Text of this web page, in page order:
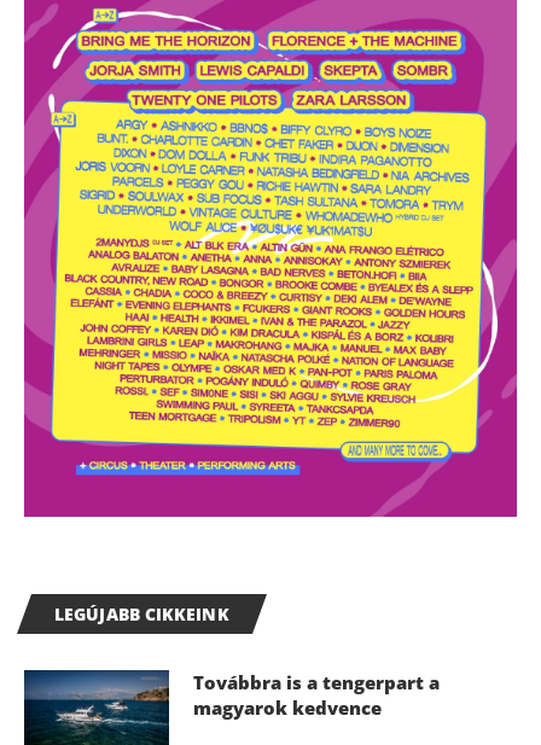
LEGÚJABB CIKKEINK
Továbbra is a tengerpart a
magyarok kedvence